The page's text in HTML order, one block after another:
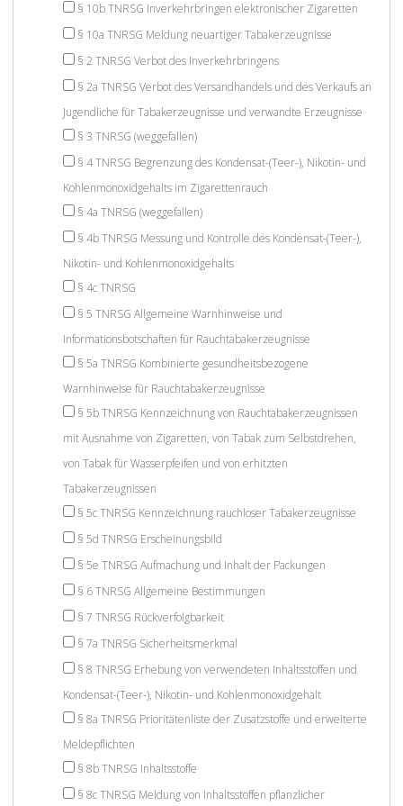
§ 10b TNRSG Inverkehrbringen elektronischer Zigaretten
§ 10a TNRSG Meldung neuartiger Tabakerzeugnisse
§ 2 TNRSG Verbot des Inverkehrbringens
§ 2a TNRSG Verbot des Versandhandels und des Verkaufs an
Jugendliche für Tabakerzeugnisse und verwandte Erzeugnisse
§ 3 TNRSG (weggefallen)
§ 4 TNRSG Begrenzung des Kondensat-(Teer-), Nikotin- und
Kohlenmonoxidgehalts im Zigarettenrauch
§ 4a TNRSG (weggefallen)
§ 4b TNRSG Messung und Kontrolle des Kondensat-(Teer-),
Nikotin- und Kohlenmonoxidgehalts
§ 4c TNRSG
§ 5 TNRSG Allgemeine Warnhinweise und
Informationsbotschaften für Rauchtabakerzeugnisse
§ 5a TNRSG Kombinierte gesundheitsbezogene
Warnhinweise für Rauchtabakerzeugnisse
§ 5b TNRSG Kennzeichnung von Rauchtabakerzeugnissen
mit Ausnahme von Zigaretten, von Tabak zum Selbstdrehen,
von Tabak für Wasserpfeifen und von erhitzten
Tabakerzeugnissen
§ 5c TNRSG Kennzeichnung rauchloser Tabakerzeugnisse
§ 5d TNRSG Erscheinungsbild
§ 5e TNRSG Aufmachung und Inhalt der Packungen
§ 6 TNRSG Allgemeine Bestimmungen
§ 7 TNRSG Rückverfolgbarkeit
§ 7a TNRSG Sicherheitsmerkmal
§ 8 TNRSG Erhebung von verwendeten Inhaltsstoffen und
Kondensat-(Teer-), Nikotin- und Kohlenmonoxidgehalt
§ 8a TNRSG Prioritätenliste der Zusatzstoffe und erweiterte
Meldepflichten
§ 8b TNRSG Inhaltsstoffe
§ 8c TNRSG Meldung von Inhaltsstoffen pflanzlicher